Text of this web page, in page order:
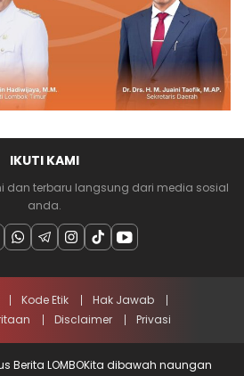
IKUTI KAMI
dan terbaru langsung dari media sosial
anda.
Kode Etik
Hak Jawab
Disclaimer Privasi
Berita LOMBOKita dibawah naungan